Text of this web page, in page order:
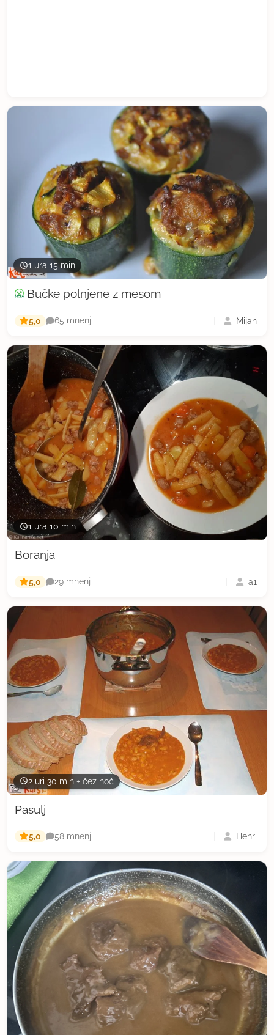
1 ura 15 min
Bučke polnjene z mesom
5,0 65 mnenj Mijan
1 ura 10 min
Boranja
5,0 29 mnenj a1
2 uri 30 min + čez noč
Pasulj
5,0 58 mnenj Henri